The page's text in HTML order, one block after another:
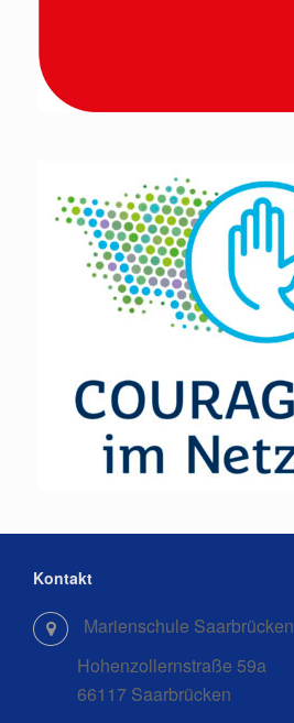
Kontakt
Marienschule Saarbrücken
Hohenzollernstraße 59a
66117 Saarbrücken